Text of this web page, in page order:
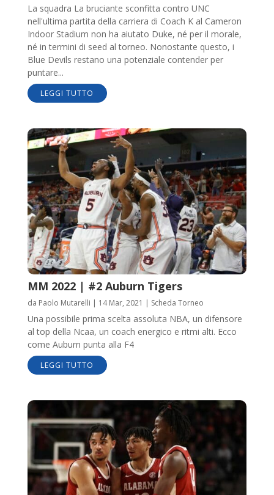
La squadra La bruciante sconfitta contro UNC
nell'ultima partita della carriera di Coach K al Cameron
Indoor Stadium non ha aiutato Duke, né per il morale,
né in termini di seed al torneo. Nonostante questo, i
Blue Devils restano una potenziale contender per
puntare...
LEGGI TUTTO
MM 2022 | #2 Auburn Tigers
da Paolo Mutarelli | 14 Mar, 2021 | Scheda Torneo
Una possibile prima scelta assoluta NBA, un difensore
al top della Ncaa, un coach energico e ritmi alti. Ecco
come Auburn punta alla F4
LEGGI TUTTO